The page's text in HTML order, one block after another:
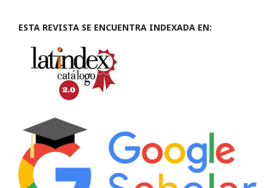
ESTA REVISTA SE ENCUENTRA INDEXADA EN: